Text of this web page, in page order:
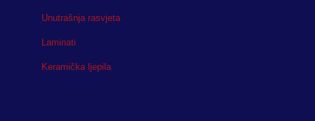
Unutrašnja rasvjeta
Laminati
Keramička ljepila